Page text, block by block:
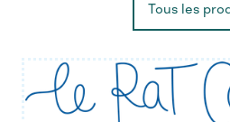
Tous les